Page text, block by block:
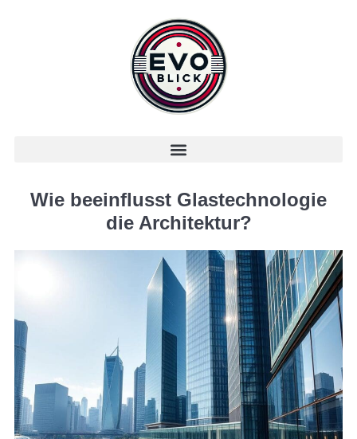
Wie beeinflusst Glastechnologie
die Architektur?